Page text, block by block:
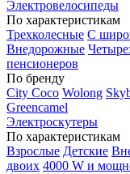
Электровелосипеды
По характеристикам
Трехколесные С
Внедорожные
пенсионеров
По бренду
City Coco Wolong
Greencamel
Электроскутеры
По характеристикам
Взрослые Детские
двоих 4000 W и